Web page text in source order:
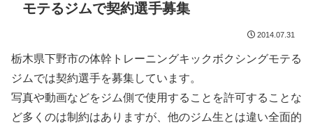
モテるジムで契約選手募集
2014.07.31
栃木県下野市の体幹トレーニングキックボクシングモテる
ジムでは契約選手を募集しています。
写真や動画などをジム側で使用することを許可することな
ど多くのは制約はありますが、他のジム生とは違い全面的